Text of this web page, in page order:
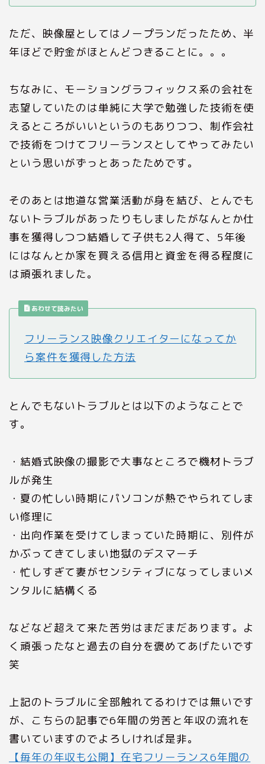
ただ、映像屋としてはノープランだったため、半
年ほどで貯金がほとんどつきることに。。。
ちなみに、モーショングラフィックス系の会社を
志望していたのは単純に大学で勉強した技術を使
えるところがいいというのもありつつ、制作会社
で技術をつけてフリーランスとしてやってみたい
という思いがずっとあったためです。
そのあとは地道な営業活動が身を結び、とんでも
ないトラブルがあったりもしましたがなんとか仕
事を獲得しつつ結婚して子供も2人得て、5年後
にはなんとか家を買える信用と資金を得る程度に
は頑張れました。
あわせて読みたい
フリーランス映像クリエイターになってか
ら案件を獲得した方法
とんでもないトラブルとは以下のようなことで
す。
・結婚式映像の撮影で大事なところで機材トラブ
ルが発生
・夏の忙しい時期にパソコンが熱でやられてしま
い修理に
・出向作業を受けてしまっていた時期に、別件が
かぶってきてしまい地獄のデスマーチ
・忙しすぎて妻がセンシティブになってしまいメ
ンタルに結構くる
などなど超えて来た苦労はまだまだあります。よ
く頑張ったなと過去の自分を褒めてあげたいです
笑
上記のトラブルに全部触れてるわけでは無いです
が、こちらの記事で6年間の労苦と年収の流れを
書いていますのでよろしければ是非。
【毎年の年収も公開】在宅フリーランス6年間の